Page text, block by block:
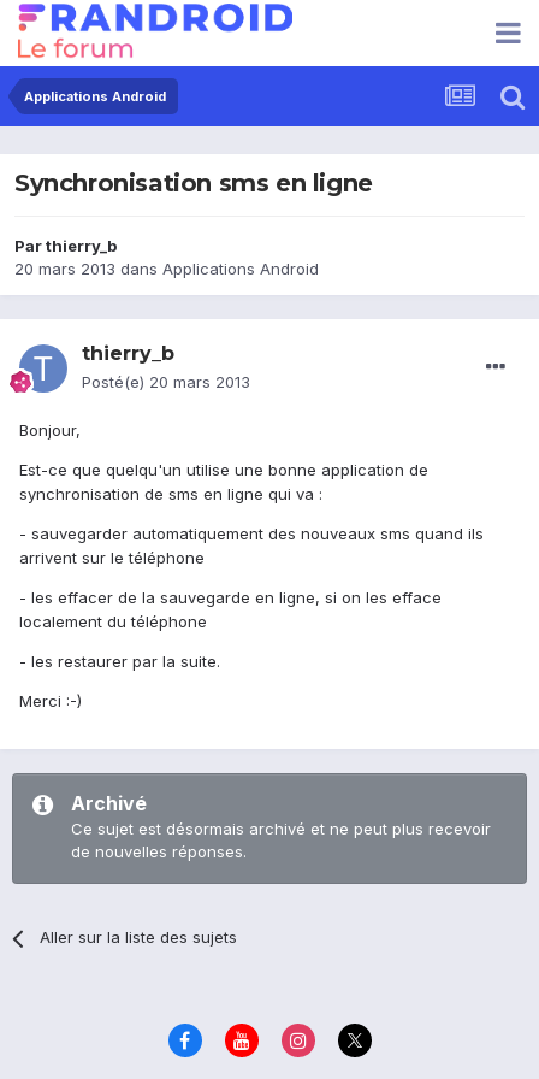
Applications Android
Synchronisation sms en ligne
Parthierry_b
20 mars 2013 dans Applications Android
thierry_b
Posté(e) 20 mars 2013
Bonjour,
Est-ce que quelqu'un utilise une bonne application de
synchronisation de sms en ligne qui va :
- sauvegarder automatiquement des nouveaux sms quand ils
arrivent sur le téléphone
- les effacer de la sauvegarde en ligne, si on les efface
localement du téléphone
- les restaurer par la suite.
Merci :-)
Archivé
Ce sujet est désormais archivé et ne peut plus recevoir
de nouvelles réponses.
Aller sur la liste des sujets